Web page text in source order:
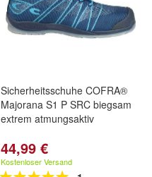
Sicherheitsschuhe COFRA®
Majorana S1 P SRC biegsam
extrem atmungsaktiv
44,99 €
Kostenloser Versand